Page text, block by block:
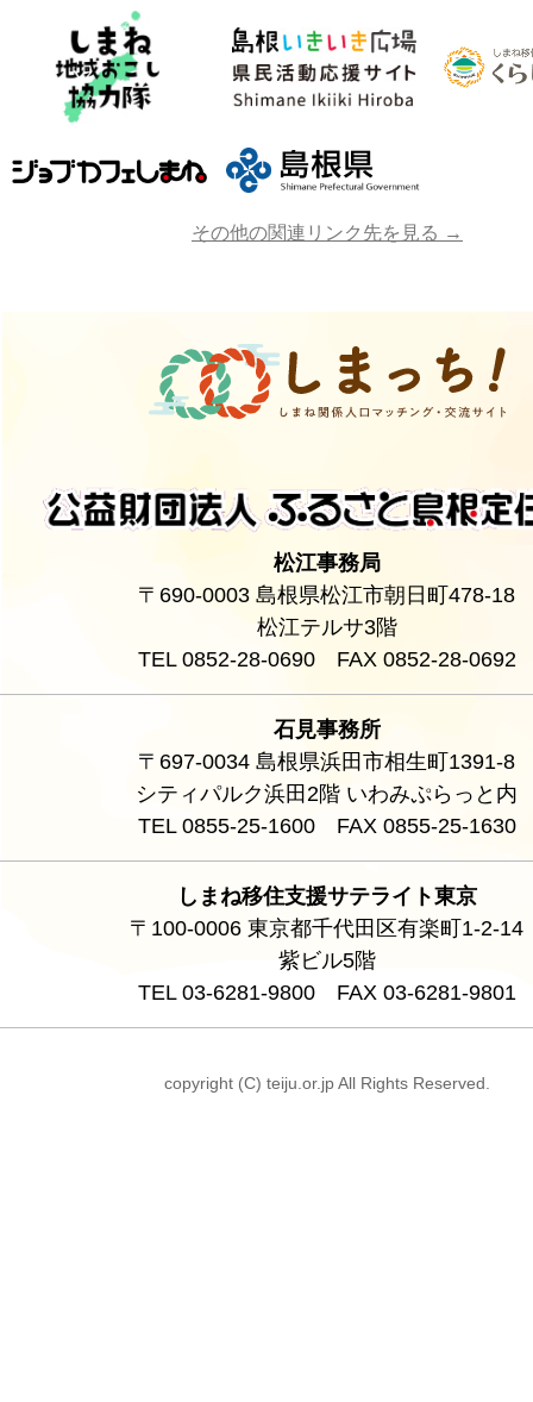
その他の関連リンク先を見る →
松江事務局
〒690-0003 島根県松江市朝日町478-18
松江テルサ3階
TEL 0852-28-0690 FAX 0852-28-0692
石見事務所
〒697-0034 島根県浜田市相生町1391-8
シティパルク浜田2階 いわみぷらっと内
TEL 0855-25-1600 FAX 0855-25-1630
しまね移住支援サテライト東京
〒100-0006 東京都千代田区有楽町1-2-14
紫ビル5階
TEL 03-6281-9800 FAX 03-6281-9801
copyright (C) teiju.or.jp All Rights Reserved.